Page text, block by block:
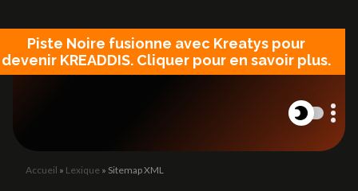
Piste Noire fusionne avec Kreatys pour
devenir KREADDIS. Cliquer pour en savoir plus.
Accueil » Lexique » Sitemap XML